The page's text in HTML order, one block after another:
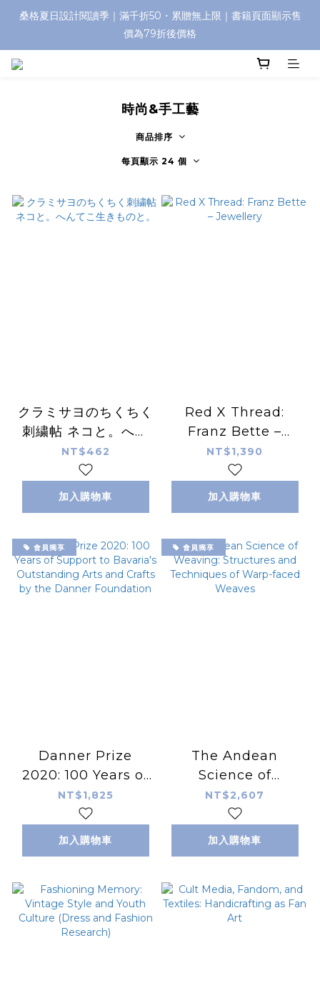
桑格夏日設計閱讀季｜滿千折50・累贈無上限｜書籍頁面顯示售
價為79折後價格
時尚&手工藝
商品排序
每頁顯示 24 個
クラミサヨのちくちく
刺繍帖 ネコと。へん
てこ生きものと。
NT$462
加入購物車
Red X Thread:
Franz Bette –
Jewellery
NT$1,390
加入購物車
會員獨享
Danner Prize
2020: 100 Years of
Support to
Bavaria's
Outstanding Arts
Foundation
NT$1,825
加入購物車
會員獨享
The Andean
Science of
Weaving:
Structures and
Techniques of
NT$2,607
加入購物車